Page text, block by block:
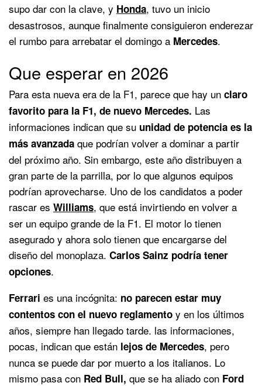
supo dar con la clave, y Honda, tuvo un inicio
desastrosos, aunque finalmente consiguieron enderezar
el rumbo para arrebatar el domingo a Mercedes.
Que esperar en 2026
Para esta nueva era de la F1, parece que hay un claro
favorito para la F1, de nuevo Mercedes. Las
informaciones indican que su unidad de potencia es la
más avanzada que podrían volver a dominar a partir
del próximo año. Sin embargo, este año distribuyen a
gran parte de la parrilla, por lo que algunos equipos
podrían aprovecharse. Uno de los candidatos a poder
rascar es Williams, que está invirtiendo en volver a
ser un equipo grande de la F1. El motor lo tienen
asegurado y ahora solo tienen que encargarse del
diseño del monoplaza. Carlos Sainz podría tener
opciones.
Ferrari es una incógnita: no parecen estar muy
contentos con el nuevo reglamento y en los últimos
años, siempre han llegado tarde. las informaciones,
pocas, indican que están lejos de Mercedes, pero
nunca se puede dar por muerto a los italianos. Lo
mismo pasa con Red Bull, que se ha aliado con Ford